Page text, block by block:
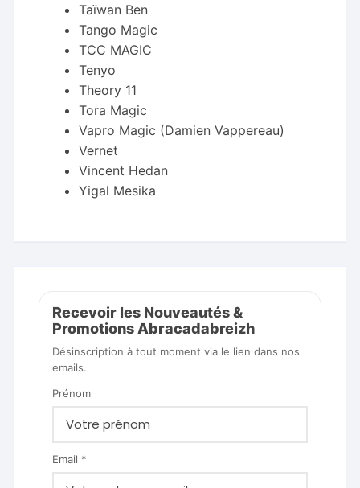
Taïwan Ben
Tango Magic
TCC MAGIC
Tenyo
Theory 11
Tora Magic
Vapro Magic (Damien Vappereau)
Vernet
Vincent Hedan
Yigal Mesika
Recevoir les Nouveautés &
Promotions Abracadabreizh
Désinscription à tout moment via le lien dans nos
emails.
Prénom
Email *